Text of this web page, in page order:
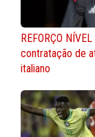
REFORÇO
contratação de
italiano